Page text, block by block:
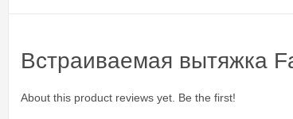
Встраиваемая вытяжка
About this product reviews yet. Be the first!